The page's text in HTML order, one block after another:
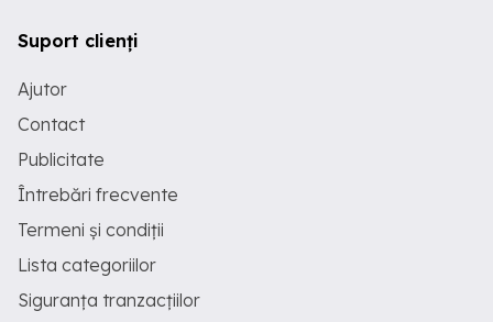
Suport clienți
Ajutor
Contact
Publicitate
Întrebări frecvente
Termeni și condiții
Lista categoriilor
Siguranța tranzacțiilor